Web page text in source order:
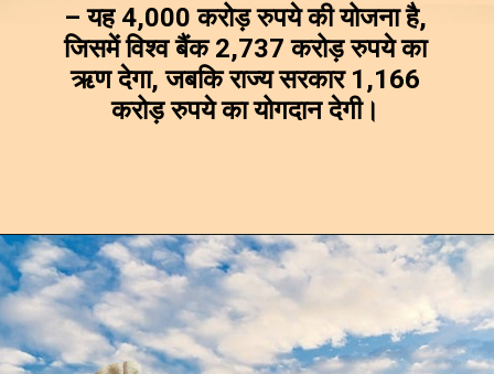
– यह 4,000 करोड़ रुपये की योजना है,
जिसमें विश्व बैंक 2,737 करोड़ रुपये का
ऋण देगा, जबकि राज्य सरकार 1,166
करोड़ रुपये का योगदान देगी।